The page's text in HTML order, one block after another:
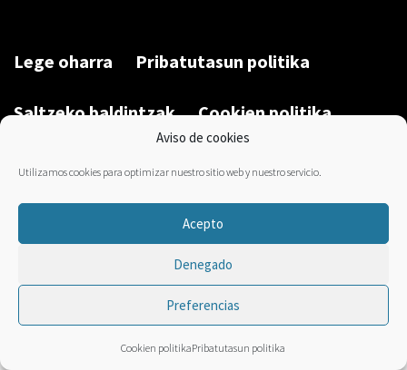
Aviso de cookies
Utilizamos cookies para optimizar nuestro sitio web y nuestro servicio.
Acepto
Denegado
Preferencias
Cookien politikaPribatutasun politika
Lege oharra Pribatutasun politika
Saltzeko baldintzak Cookien politika
Garatu du/Desarrollado por:Bravo Manager2026